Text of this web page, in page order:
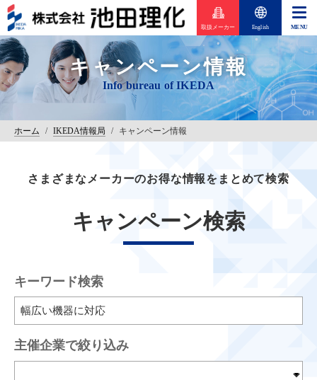
取扱メーカー English
キャンペーン情報
ホーム / IKEDA情報局 / キャンペーン情報
さまざまなメーカーのお得な情報をまとめて検索
キャンペーン検索
キーワード検索
主催企業で絞り込み